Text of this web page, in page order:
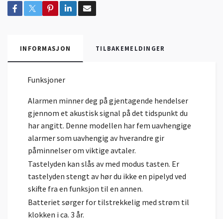
INFORMASJON TILBAKEMELDINGER
Funksjoner
Alarmen minner deg på gjentagende hendelser
gjennom et akustisk signal på det tidspunkt du
har angitt. Denne modellen har fem uavhengige
alarmer som uavhengig av hverandre gir
påminnelser om viktige avtaler.
Tastelyden kan slås av med modus tasten. Er
tastelyden stengt av hør du ikke en pipelyd ved
skifte fra en funksjon til en annen.
Batteriet sørger for tilstrekkelig med strøm til
klokken i ca. 3 år.